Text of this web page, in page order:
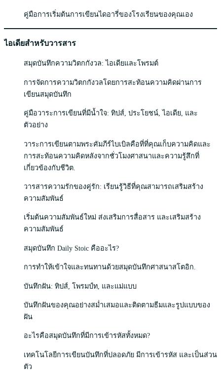
คู่มือการเริ่มต้นการเขียนไดอารี่ของโรงเรียนของคุณเอง
ไอเดียสำหรับวารสาร
สมุดบันทึกความวิตกกังวล: ไอเดียและโพรมต์
การจัดการความวิตกกังวลโดยการสะท้อนความคิดผ่านการ
เขียนสมุดบันทึก
คู่มือวาระการเขียนที่มีน้ำใจ: ทิปส์, ประโยชน์, ไอเดีย, และ
ตัวอย่าง
วาระการเขียนตามพระคัมภีร์ไบเบิลคือที่ที่คุณเก็บความคิดและ
การสะท้อนความคิดหลังจากชั่วโมงศาสนาและความรู้สึกที่
เกี่ยวข้องกับชีวิต.
วารสารความรักของคู่รัก: เรียนรู้วิธีที่คุณสามารถเสริมสร้าง
ความสัมพันธ์
เริ่มต้นความสัมพันธ์ใหม่ ส่งเสริมการสื่อสาร และเสริมสร้าง
ความสัมพันธ์
สมุดบันทึก Daily Stoic คืออะไร?
การทำให้เข้าใจและทนทานด้วยสมุดบันทึกศาสนาสโตอิก.
บันทึกฝัน: ทิปส์, โพรมป์ท, และแม่แบบ
บันทึกฝันของคุณอย่างสม่ำเสมอและติดตามธีมและรูปแบบของ
ฝัน
อะไรคือสมุดบันทึกที่มีการเข้ารหัสทั้งหมด?
เทคโนโลยีการเขียนบันทึกที่ปลอดภัย มีการเข้ารหัส และเป็นส่วน
ตัว